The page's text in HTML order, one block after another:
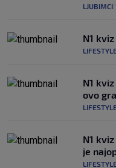
LJUBIMCI
N1
N1
ovo
N1
je